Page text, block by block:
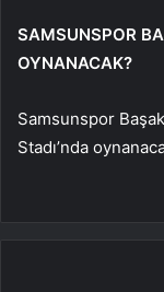
SAMSUNSPOR
OYNANACAK?
Samsunspor
Stadı’nda